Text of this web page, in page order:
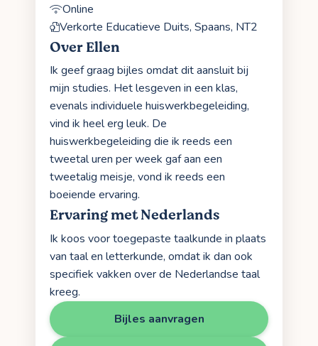
Online
Verkorte Educatieve Duits, Spaans, NT2
Over Ellen
Ik geef graag bijles omdat dit aansluit bij
mijn studies. Het lesgeven in een klas,
evenals individuele huiswerkbegeleiding,
vind ik heel erg leuk. De
huiswerkbegeleiding die ik reeds een
tweetal uren per week gaf aan een
tweetalig meisje, vond ik reeds een
boeiende ervaring.
Ervaring met Nederlands
Ik koos voor toegepaste taalkunde in plaats
van taal en letterkunde, omdat ik dan ook
specifiek vakken over de Nederlandse taal
kreeg.
Bijles aanvragen